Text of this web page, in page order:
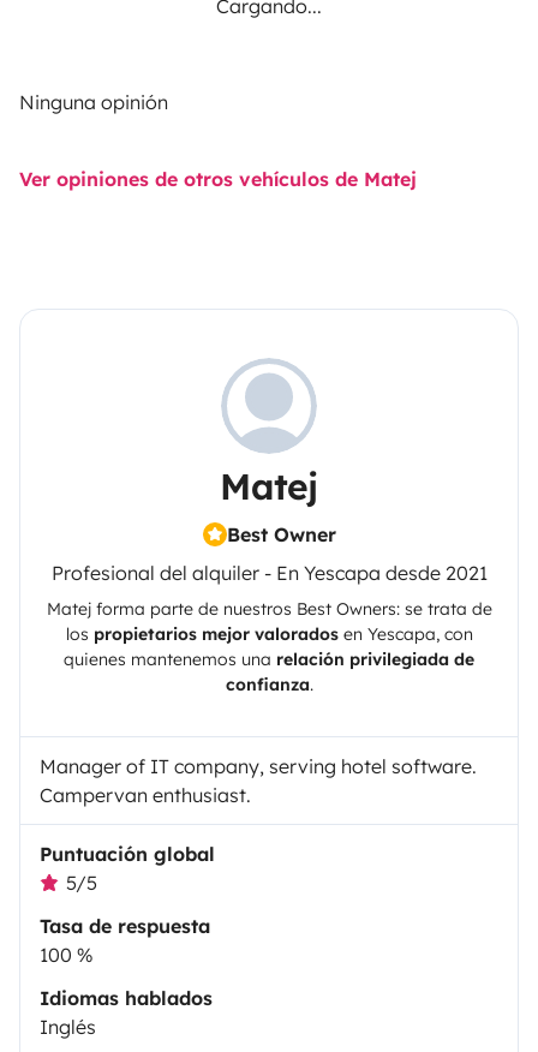
Cargando...
Ninguna opinión
Ver opiniones de otros vehículos de Matej
Matej
Best Owner
Profesional del alquiler - En Yescapa desde 2021
Matejforma parte de nuestros Best Owners: se trata de
los propietarios mejor valoradosen Yescapa, con
quienes mantenemos una relación privilegiada de
confianza.
Manager of IT company, serving hotel software.
Campervan enthusiast.
Puntuación global
5/5
Tasa de respuesta
100 %
Idiomas hablados
Inglés